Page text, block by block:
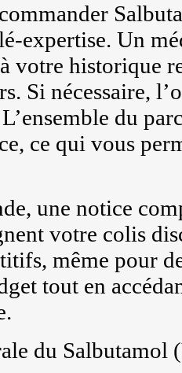
expertise. Un
votre historique
Si nécessaire,
du
ce qui vous
une notice
votre colis
même pour
tout en
du Salbutamol